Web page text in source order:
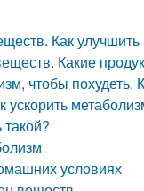
Как
Какие
чтобы
ускорить
условиях